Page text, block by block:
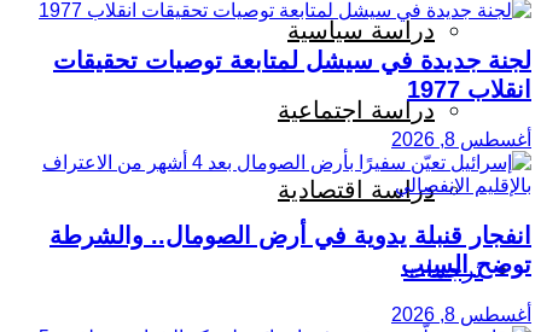
دراسة سياسية
دراسة اجتماعية
دراسة اقتصادية
ترجمات
لجنة جديدة في سيشل لمتابعة توصيات تحقيقات
انقلاب 1977
أغسطس 8, 2026
انفجار قنبلة يدوية في أرض الصومال.. والشرطة
توضح السبب
أغسطس 8, 2026